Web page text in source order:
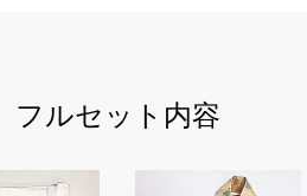
フルセット内容